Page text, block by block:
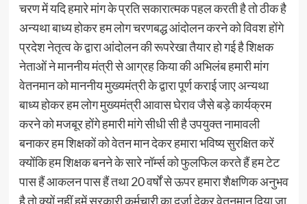
चरण में यदि हमारे मांग के प्रति सकारात्मक पहल करती है तो ठीक है
अन्यथा बाध्य होकर हम लोग चरणबद्ध आंदोलन करने को विवश होंगे
प्रदेश नेतृत्व के द्वारा आंदोलन की रूपरेखा तैयार हो गई है शिक्षक
नेताओं ने माननीय मंत्री से आग्रह किया की अभिलंब हमारी मांग
वेतनमान को माननीय मुख्यमंत्री के द्वारा पूर्ण कराई जाए अन्यथा
बाध्य होकर हम लोग मुख्यमंत्री आवास घेराव जैसे बड़े कार्यक्रम
करने को मजबूर होंगे हमारी मांगे सीधी सी है उपयुक्त नामावली
बनाकर हम शिक्षकों को वेतन मान देकर हमारा भविष्य सुरक्षित करें
क्योंकि हम शिक्षक बनने के सारे नॉर्म्स को फुलफिल करते हैं हम टेट
पास हैं आकलन पास हैं तथा 20 वर्षों से ऊपर हमारा शैक्षणिक अनुभव
है तो क्यों नहीं हमें सरकारी कर्मचारी का दर्जा देकर वेतनमान दिया जा